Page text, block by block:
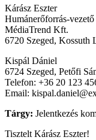
​​Kárász Eszter
Humánerőforrás-vezető
MédiaTrend Kft.
6720 Szeged, Kossuth
Kispál Dániel
6724 Szeged, Petőfi
Telefon: +36 20 123
Email:
Tárgy: Jelentkezés
Tisztelt Kárász Eszter!